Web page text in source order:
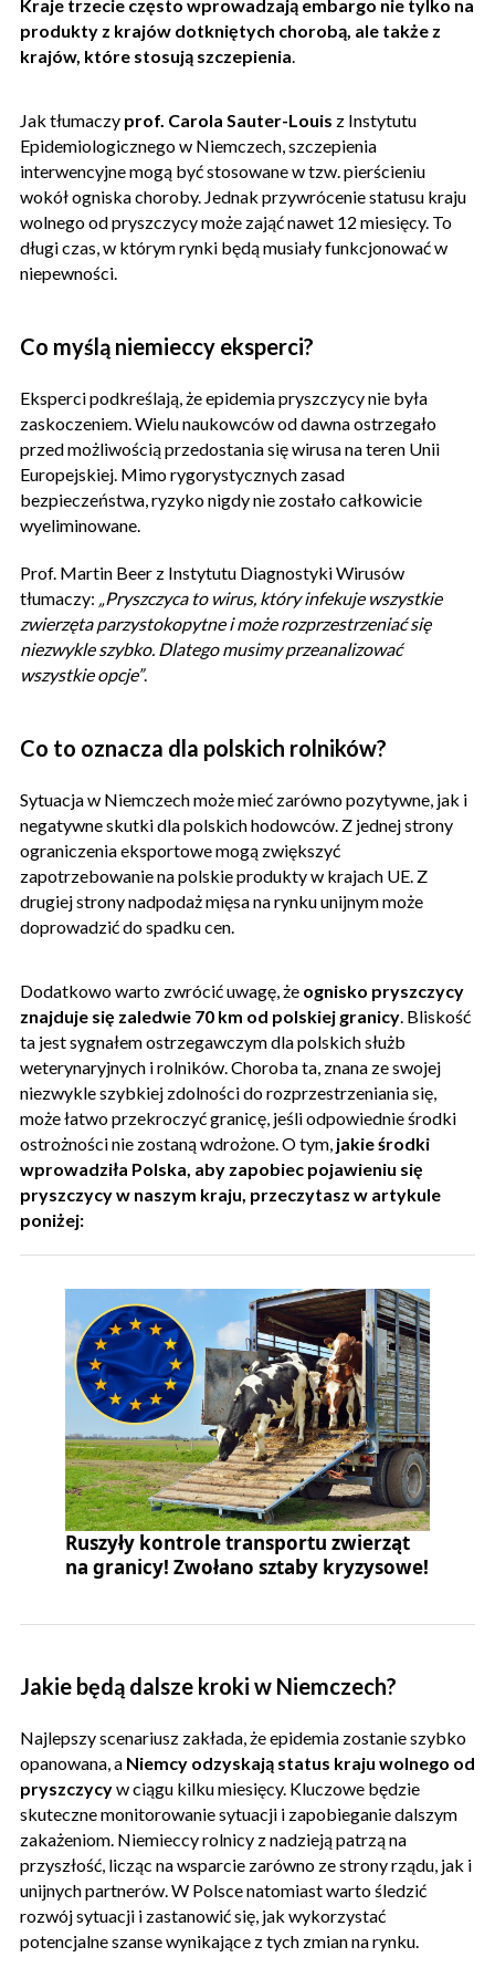
Kraje trzecie często wprowadzają embargo nie tylko na
produkty z krajów dotkniętych chorobą, ale także z
krajów, które stosują szczepienia
Jak tłumaczy prof. Carola Sauter-Louis z Instytutu
Epidemiologicznego w Niemczech, szczepienia
interwencyjne mogą być stosowane w tzw. pierścieniu
wokół ogniska choroby. Jednak przywrócenie statusu kraju
wolnego od pryszczycy może zająć nawet 12 miesięcy. To
długi czas, w którym rynki będą musiały funkcjonować w
niepewności.
Co myślą niemieccy eksperci?
Eksperci podkreślają, że epidemia pryszczycy nie była
zaskoczeniem. Wielu naukowców od dawna ostrzegało
przed możliwością przedostania się wirusa na teren Unii
Europejskiej. Mimo rygorystycznych zasad
bezpieczeństwa, ryzyko nigdy nie zostało całkowicie
wyeliminowane.
Prof. Martin Beer z Instytutu Diagnostyki Wirusów
tłumaczy:
„Pryszczyca to wirus, który infekuje wszystkie
zwierzęta parzystokopytne i może rozprzestrzeniać się
niezwykle szybko. Dlatego musimy przeanalizować
wszystkie opcje”.
Co to oznacza dla polskich rolników?
Sytuacja w Niemczech może mieć zarówno pozytywne, jak i
negatywne skutki dla polskich hodowców. Z jednej strony
ograniczenia eksportowe mogą zwiększyć
zapotrzebowanie na polskie produkty w krajach UE. Z
drugiej strony nadpodaż mięsa na rynku unijnym może
doprowadzić do spadku cen.
Dodatkowo warto zwrócić uwagę, że ognisko pryszczycy
znajduje się zaledwie 70 km od polskiej granicy . Bliskość
ta jest sygnałem ostrzegawczym dla polskich służb
weterynaryjnych i rolników. Choroba ta, znana ze swojej
niezwykle szybkiej zdolności do rozprzestrzeniania się,
może łatwo przekroczyć granicę, jeśli odpowiednie środki
ostrożności nie zostaną wdrożone. O tym, jakie środki
wprowadziła Polska, aby zapobiec pojawieniu się
pryszczycy w naszym kraju, przeczytasz w artykule
poniżej:
Ruszyły kontrole transportu zwierząt
na granicy! Zwołano sztaby kryzysowe!
Jakie będą dalsze kroki w Niemczech?
Najlepszy scenariusz zakłada, że epidemia zostanie szybko
opanowana, a Niemcy odzyskają status kraju wolnego od
pryszczycyw ciągu kilku miesięcy. Kluczowe będzie
skuteczne monitorowanie sytuacji i zapobieganie dalszym
zakażeniom. Niemieccy rolnicy z nadzieją patrzą na
przyszłość, licząc na wsparcie zarówno ze strony rządu, jak i
unijnych partnerów. W Polsce natomiast warto śledzić
rozwój sytuacji i zastanowić się, jak wykorzystać
potencjalne szanse wynikające z tych zmian na rynku.